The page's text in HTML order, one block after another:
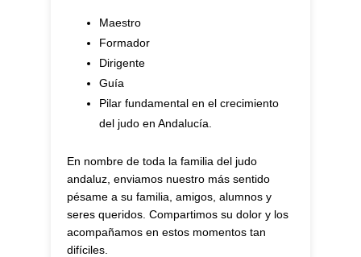
Maestro
Formador
Dirigente
Guía
Pilar fundamental en el crecimiento
del judo en Andalucía.
En nombre de toda la familia del judo
andaluz, enviamos nuestro más sentido
pésame a su familia, amigos, alumnos y
seres queridos. Compartimos su dolor y los
acompañamos en estos momentos tan
difíciles.